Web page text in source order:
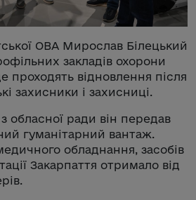
ОВА Мирослав Білецький
закладів охорони
проходять відновлення після
захисники і захисниці.
обласної ради він передав
гуманітарний вантаж.
обладнання, засобів
Закарпаття отримало від